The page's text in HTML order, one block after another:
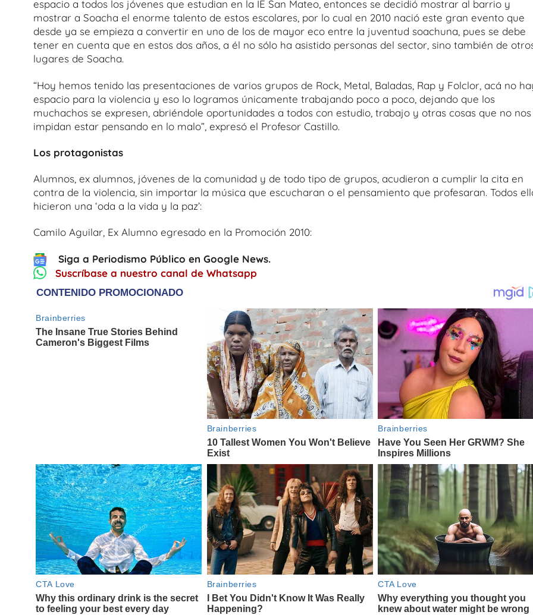
espacio a todos los jóvenes que estudian en la IE San Mateo, entonces se decidió mostrar al barrio y
mostrar a Soacha el enorme talento de estos escolares, por lo cual en 2010 nació este gran evento que
desde ya se empieza a convertir en uno de los de mayor eco entre la juventud soachuna, pues se debe
tener en cuenta que en estos dos años, a él no sólo ha asistido personas del sector, sino también de
lugares de Soacha.
“Hoy hemos tenido las presentaciones de varios grupos de Rock, Metal, Baladas, Rap y Folclor, acá no
espacio para la violencia y eso lo logramos únicamente trabajando poco a poco, dejando que los
muchachos se expresen, abriéndole oportunidades a todos con estudio, trabajo y otras cosas que no nos
impidan estar pensando en lo malo”, expresó el Profesor Castillo.
Los protagonistas
Alumnos, ex alumnos, jóvenes de la comunidad y de todo tipo de grupos, acudieron a cumplir la cita en
contra de la violencia, sin importar la música que escucharan o el pensamiento que profesaran. Todos
hicieron una ‘oda a la vida y la paz’:
Camilo Aguilar, Ex Alumno egresado en la Promoción 2010:
Siga a Periodismo Público en Google News.
Suscríbase a nuestro canal de Whatsapp